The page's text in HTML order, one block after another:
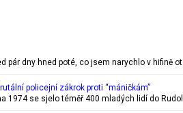
pár dny hned poté, co jsem narychlo v hifině
policejní zákrok proti “máničkám”
1974 se sjelo téměř 400 mladých lidí do